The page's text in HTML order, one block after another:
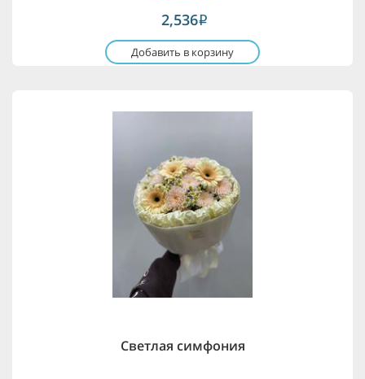
2,536i
Добавить в корзину
Светлая симфония